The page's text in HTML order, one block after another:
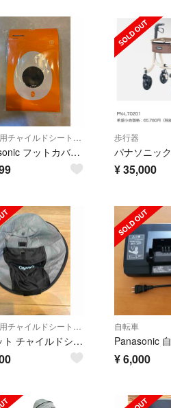
Panasonic フットカバー NAR168/ギュットクルーム用
歩行器
¥35,000
自動車用チャイルドシートカバー
ギュット チャイルドシート レインカバー 後ろ
自転車
¥6,000